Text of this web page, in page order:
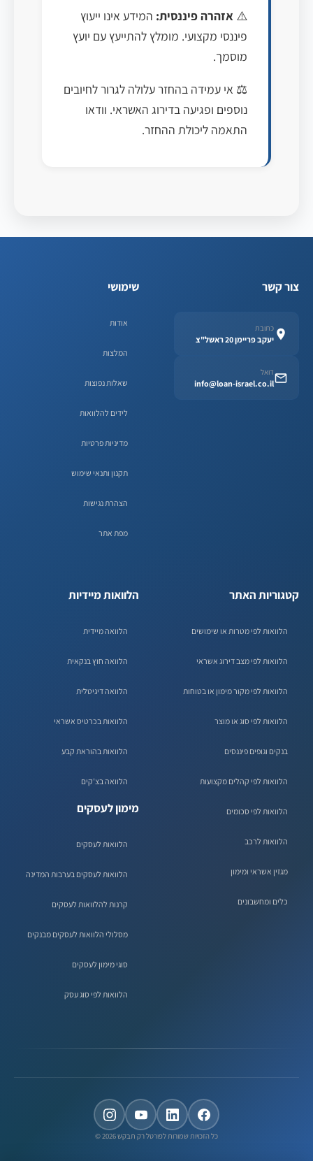
⚠️ אזהרה פיננסית: המידע אינו ייעוץ
פיננסי מקצועי. מומלץ להתייעץ עם יועץ
מוסמך.
⚖️ אי עמידה בהחזר עלולה לגרור לחיובים
נוספים ופגיעה בדירוג האשראי. וודאו
התאמה ליכולת ההחזר.
צור קשר
כתובת
יעקב פריימן 20 ראשל"צ
דואל
info@loan-israel.co.il
שימושי
אודות
המלצות
שאלות נפוצות
לידים להלוואות
מדיניות פרטיות
תקנון ותנאי שימוש
הצהרת נגישות
מפת אתר
קטגוריות האתר
הלוואות לפי מטרות או שימושים
הלוואות לפי מצב דירוג אשראי
הלוואות לפי מקור מימון או בטוחות
הלוואות לפי סוג או מוצר
בנקים וגופים פיננסים
הלוואות לפי קהלים מקצועות
הלוואות לפי סכומים
הלוואות לרכב
מגזין אשראי ומימון
כלים ומחשבונים
הלוואות מיידיות
הלוואה מיידית
הלוואה חוץ בנקאית
הלוואה דיגיטלית
הלוואות בכרטיס אשראי
הלוואות בהוראת קבע
הלוואה בצ'קים
מימון לעסקים
הלוואות לעסקים
הלוואות לעסקים בערבות המדינה
קרנות להלוואות לעסקים
מסלולי הלוואות לעסקים מבנקים
סוגי מימון לעסקים
הלוואות לפי סוג עסק
כל הזכויות שמורות לפורטל רק תבקש 2026 ©